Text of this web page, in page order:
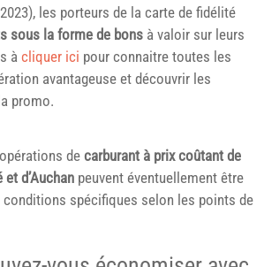
les porteurs de la carte de fidélité
sous la forme de bons à valoir sur leurs
à cliquer ici pour connaitre toutes les
avantageuse et découvrir les
promo.
de carburant à prix coûtant de
d’Auchan peuvent éventuellement être
spécifiques selon les points de